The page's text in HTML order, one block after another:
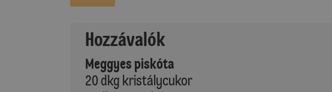
Hozzávalók
Meggyes piskóta
20 dkg kristálycukor